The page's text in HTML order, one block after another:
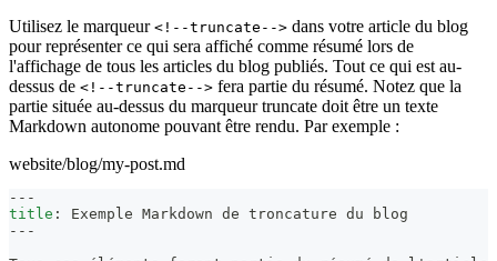
Utilisez le marqueur <!--truncate--> dans votre article du blog
pour représenter ce qui sera affiché comme résumé lors de
l'affichage de tous les articles du blog publiés. Tout ce qui est au-
dessus de <!--truncate--> fera partie du résumé. Notez que la
partie située au-dessus du marqueur truncate doit être un texte
Markdown autonome pouvant être rendu. Par exemple :
website/blog/my-post.md
---
title :
Exemple Markdown de troncature du blog
---